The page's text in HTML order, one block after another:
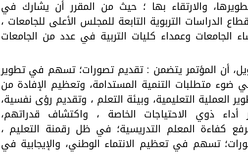
والارتقاء بها ؛ حيث من المقرر أن يشارك في
الدراسات التربوية التابعة للمجلس الأعلى للجامعات ،
الجامعات وعمداء كليات التربية في عدد من الجامعات
أن المؤتمر يتضمن : تقديم تصورات؛ تسهم في تطوير
ضوء متطلبات التنمية المستدامة، وتعظيم الإفادة من
العملية التعليمية، وبيئة التعلم ، وتقديم رؤى نفسية،
ذوي الاحتياجات الخاصة ، واكتشاف قدراتهم،
كفاءة المعلم التدريسية؛ في ظل رقمنة التعليم ،
تسهم في تعظيم الانتماء الوطني، والإيجابية في